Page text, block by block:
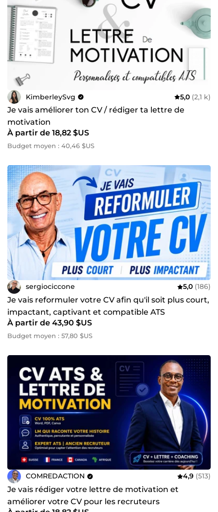
KimberleySvg 5,0 (2,1 k)
Je vais améliorer ton CV / rédiger ta lettre de
motivation
À partir de 18,82 $US
Budget moyen : 40,46 $US
sergiociccone 5,0 (186)
Je vais reformuler votre CV afin qu'il soit plus court,
impactant, captivant et compatible ATS
À partir de 43,90 $US
Budget moyen : 57,80 $US
COMREDACTION 4,9 (513)
Je vais rédiger votre lettre de motivation et
améliorer votre CV pour les recruteurs